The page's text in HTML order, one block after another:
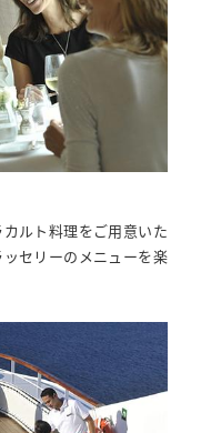
ルト料理をご用意いた
セリーのメニューを楽